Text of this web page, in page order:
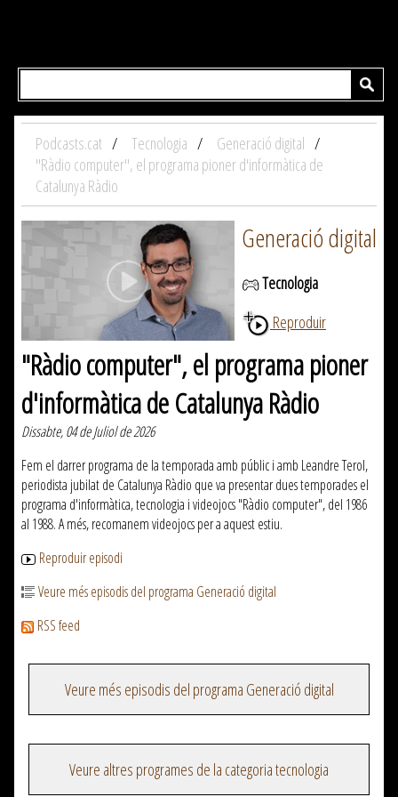
Podcasts.cat Tecnologia
Generació digital
"Ràdio computer", el programa pioner d'informàtica de
Catalunya Ràdio
Generació digital
Tecnologia
Reproduir
"Ràdio computer", el programa pioner
d'informàtica de Catalunya Ràdio
Dissabte, 04 de Juliol de 2026
Fem el darrer programa de la temporada amb públic i amb Leandre Terol,
periodista jubilat de Catalunya Ràdio que va presentar dues temporades el
programa d'informàtica, tecnologia i videojocs "Ràdio computer", del 1986
al 1988. A més, recomanem videojocs per a aquest estiu.
Reproduir episodi
Veure més episodis del programa Generació digital
RSS feed
Veure més episodis del programa Generació digital
Veure altres programes de la categoria tecnologia